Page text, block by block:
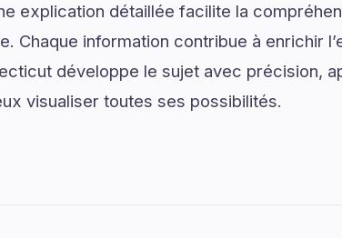
explication détaillée facilite la
Chaque information contribue à enrichir
développe le sujet avec précision,
visualiser toutes ses possibilités.